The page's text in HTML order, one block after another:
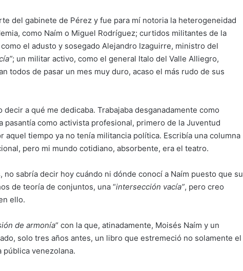
del gabinete de Pérez y fue para mí notoria la heterogeneidad
como Naím o Miguel Rodríguez; curtidos militantes de la
el adusto y sosegado Alejandro Izaguirre, ministro del
; un militar activo, como el general Italo del Valle Alliegro,
todos de pasar un mes muy duro, acaso el más rudo de sus
a qué me dedicaba. Trabajaba desganadamente como
como activista profesional, primero de la Juventud
aquel tiempo ya no tenía militancia política. Escribía una columna
pero mi mundo cotidiano, absorbente, era el teatro.
sabría decir hoy cuándo ni dónde conocí a Naím puesto que su
de teoría de conjuntos, una “intersección vacía”, pero creo
ello.
de armonía“ con la que, atinadamente, Moisés Naím y un
solo tres años antes, un libro que estremeció no solamente el
pública venezolana.